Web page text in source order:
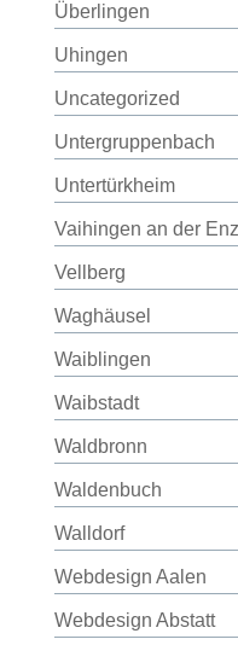
Überlingen
Uhingen
Uncategorized
Untergruppenbach
Untertürkheim
Vaihingen an der Enz
Vellberg
Waghäusel
Waiblingen
Waibstadt
Waldbronn
Waldenbuch
Walldorf
Webdesign Aalen
Webdesign Abstatt